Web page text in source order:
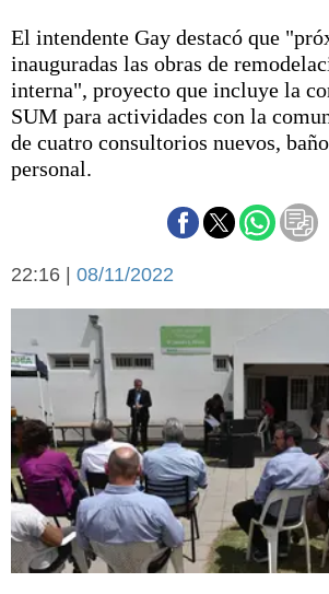
Liga del Sur
Básquetbol
Fútbol
Federal A
Arte y cultura
Aplausos
Economía y campo
Economía y
Con el campo
Turismo
Salud
Es viral
El tiempo
Cartón Lleno
Fúnebres
Clasificados
Horóscopo
El intendente Gay destacó que
inauguradas las obras de
interna", proyecto que incluye la
SUM para actividades con la
de cuatro consultorios nuevos,
personal.
22:16 | 08/11/2022